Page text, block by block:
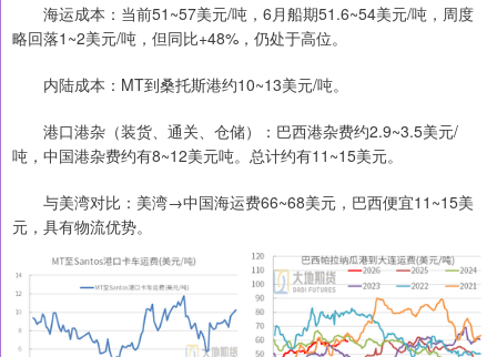
海运成本：当前51~57美元/吨，6月船期51.6~54美元/吨，周度
略回落1~2美元/吨，但同比+48%，仍处于高位。
内陆成本：MT到桑托斯港约10~13美元/吨。
港口港杂（装货、通关、仓储）：巴西港杂费约2.9~3.5美元/
吨，中国港杂费约有8~12美元吨。总计约有11~15美元。
与美湾对比：美湾→中国海运费66~68美元，巴西便宜11~15美
元，具有物流优势。